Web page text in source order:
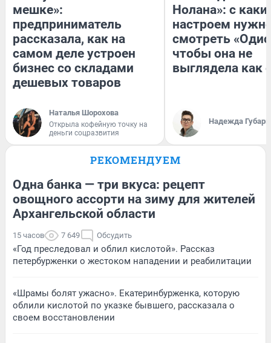
мешке»:
предприниматель
рассказала, как на
самом деле устроен
бизнес со складами
дешевых товаров
Наталья Шорохова
Открыла кофейную точку на
деньги соцразвития
Нолана»: с
настроем
смотреть
чтобы она не
выглядела как
Надежда Губарь
РЕКОМЕНДУЕМ
Одна банка — три вкуса: рецепт
овощного ассорти на зиму для жителей
Архангельской области
15 часов 7 649 Обсудить
«Год преследовал и облил кислотой». Рассказ
петербурженки о жестоком нападении и реабилитации
«Шрамы болят ужасно». Екатеринбурженка, которую
облили кислотой по указке бывшего, рассказала о
своем восстановлении